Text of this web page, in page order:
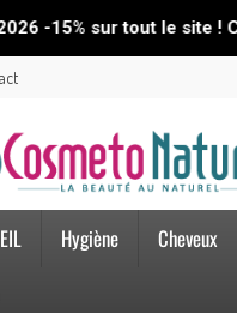
tout le site ! Code :
Hygiène Cheveux